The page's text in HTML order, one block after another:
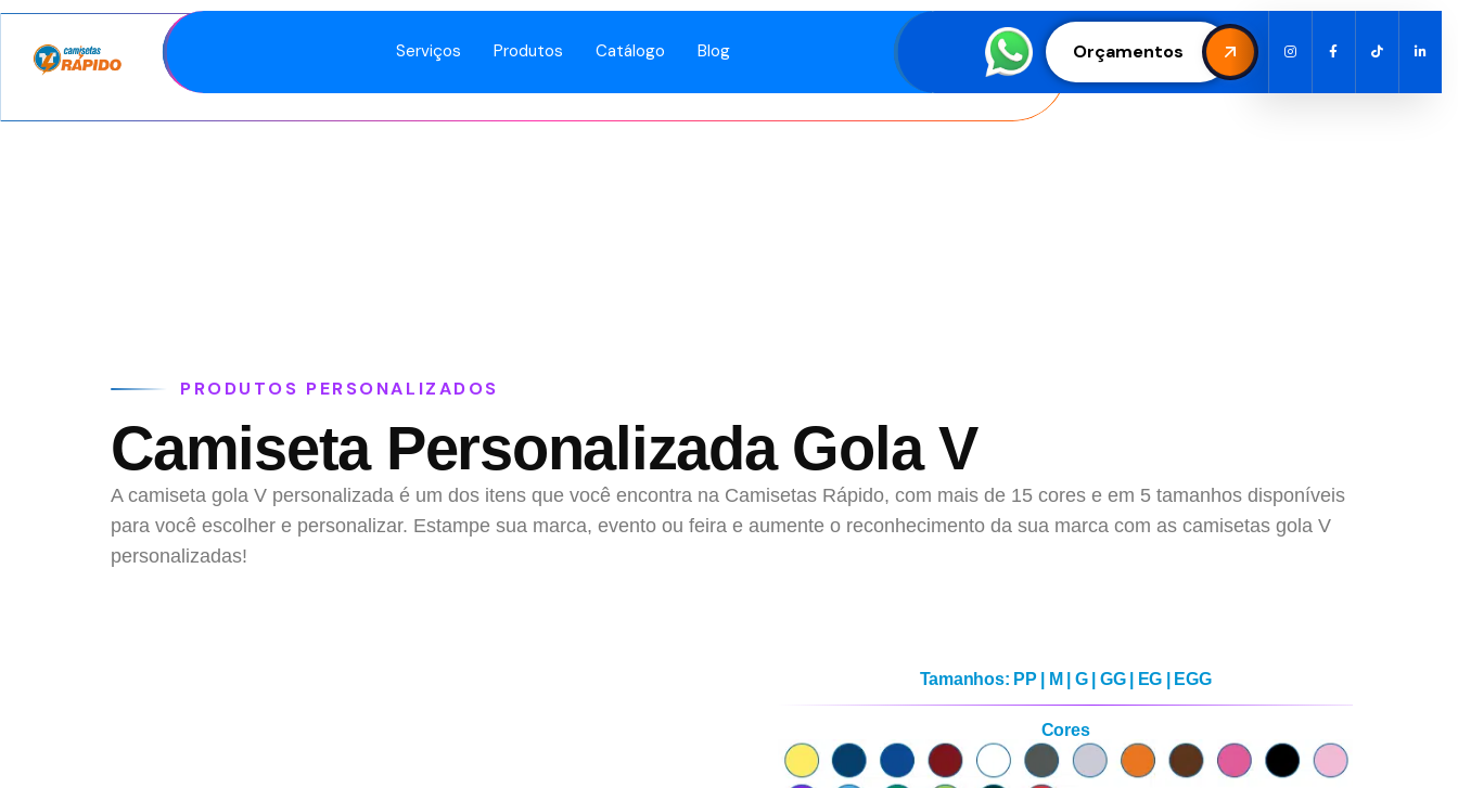
Serviços Produtos Catálogo Blog Orçamentos
PRODUTOS PERSONALIZADOS
Camiseta Personalizada Gola V
A camiseta gola V personalizada é um dos itens que você encontra na Camisetas Rápido, com mais de 15 cores e em 5 tamanhos disponíveis
para você escolher e personalizar. Estampe sua marca, evento ou feira e aumente o reconhecimento da sua marca com as camisetas gola V
personalizadas!
Tamanhos: PP | M | G | GG | EG | EGG
Cores